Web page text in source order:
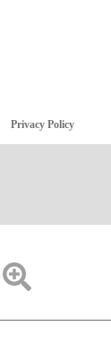
Privacy Policy